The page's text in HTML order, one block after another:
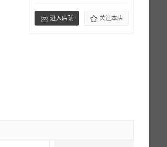
 进入店铺  关注本店